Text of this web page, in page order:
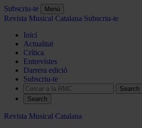
Subscriu-te Menú
Revista Musical Catalana Subscriu-te
Inici
Actualitat
Crítica
Entrevistes
Darrera edició
Subscriu-te
Search
Revista Musical Catalana